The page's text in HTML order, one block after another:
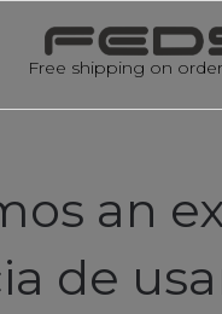
Free shipping on
an
de